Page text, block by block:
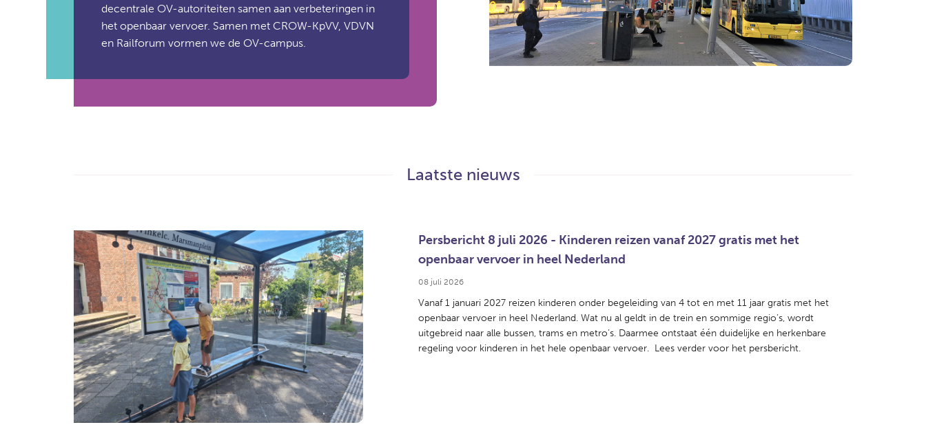
decentrale OV-autoriteiten samen aan verbeteringen in
het openbaar vervoer. Samen met CROW-KpVV, VDVN
en Railforum vormen we de OV-campus.
Laatste nieuws
Persbericht 8 juli 2026 - Kinderen reizen vanaf 2027 gratis met het
openbaar vervoer in heel Nederland
08 juli 2026
Vanaf 1 januari 2027 reizen kinderen onder begeleiding van 4 tot en met 11 jaar gratis met het
openbaar vervoer in heel Nederland. Wat nu al geldt in de trein en sommige regio’s, wordt
uitgebreid naar alle bussen, trams en metro’s. Daarmee ontstaat één duidelijke en herkenbare
regeling voor kinderen in het hele openbaar vervoer. Lees verder voor het persbericht.